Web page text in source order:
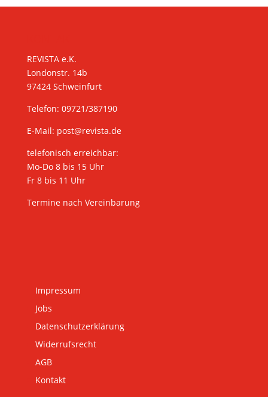
REVISTA e.K.
Londonstr. 14b
97424 Schweinfurt
Telefon: 09721/387190
E-Mail: post@revista.de
telefonisch erreichbar:
Mo-Do 8 bis 15 Uhr
Fr 8 bis 11 Uhr
Termine nach Vereinbarung
Impressum
Jobs
Datenschutzerklärung
Widerrufsrecht
AGB
Kontakt